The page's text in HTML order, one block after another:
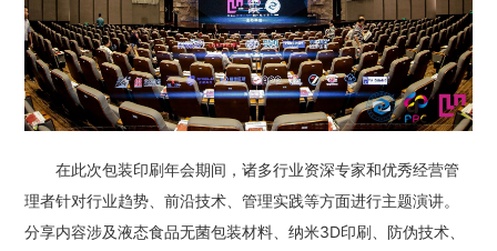
在此次包装印刷年会期间，诸多行业资深专家和优秀经营管
理者针对行业趋势、前沿技术、管理实践等方面进行主题演讲。
分享内容涉及液态食品无菌包装材料、纳米3D印刷、防伪技术、